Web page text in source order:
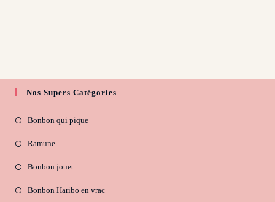
Nos Supers Catégories
Bonbon qui pique
Ramune
Bonbon jouet
Bonbon Haribo en vrac